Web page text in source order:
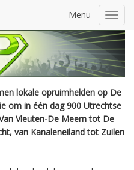
Menu
lokale opruimhelden op De
om in één dag 900 Utrechtse
Vleuten-De Meern tot De
van Kanaleneiland tot Zuilen